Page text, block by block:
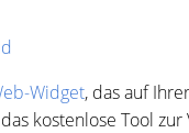
Widget, das auf
kostenlose Tool